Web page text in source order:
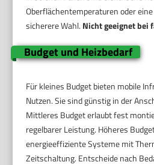
Oberflächentemperaturen oder
sicherere Wahl. Nicht geeignet bei
Budget und Heizbedarf
Für kleines Budget bieten mobile
Nutzen. Sie sind günstig in der
Mittleres Budget erlaubt fest
regelbarer Leistung. Höheres
energieeffiziente Systeme mit
Zeitschaltung. Entscheide nach